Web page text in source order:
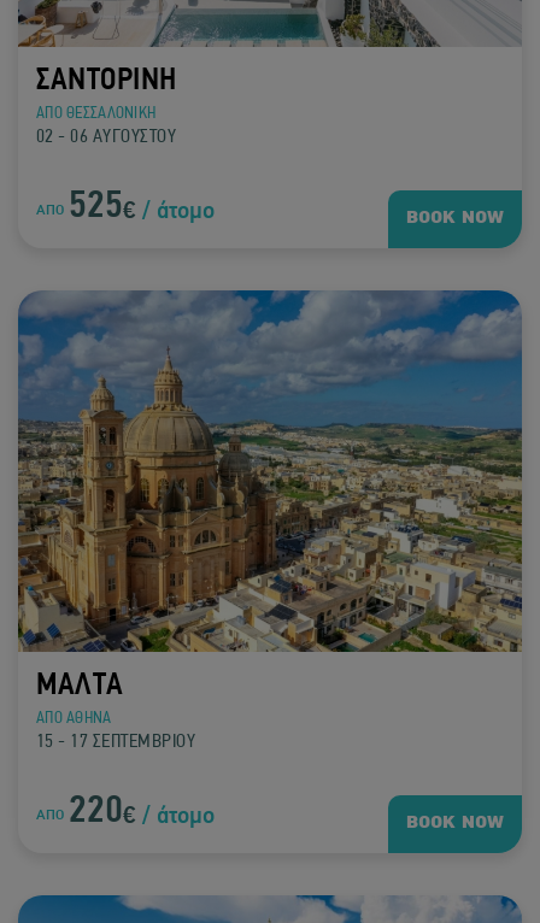
BOOK NOW
ΣΑΝΤΟΡΙΝΗ
ΑΠΟ ΘΕΣΣΑΛΟΝΙΚΗ
02 - 06 ΑΥΓΟΥΣΤΟΥ
ΑΠΟ 525€ / άτομο
BOOK NOW
ΜΑΛΤΑ
ΑΠΟ ΑΘΗΝΑ
15 - 17 ΣΕΠΤΕΜΒΡΙΟΥ
ΑΠΟ 220€ / άτομο